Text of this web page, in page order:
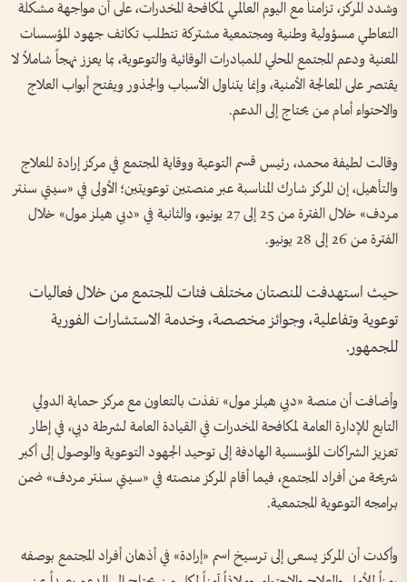
وشدد المركز، تزامناً مع اليوم العالمي لمكافحة المخدرات، على أن مواجهة مشكلة
التعاطي مسؤولية وطنية ومجتمعية مشتركة تتطلب تكاتف جهود المؤسسات
المعنية ودعم المجتمع المحلي للمبادرات الوقائية والتوعوية، بما يعزز نهجاً شاملاً لا
يقتصر على المعالجة الأمنية، وإنما يتناول الأسباب والجذور ويفتح أبواب العلاج
والاحتواء أمام من يحتاج إلى الدعم.
وقالت لطيفة محمد، رئيس قسم التوعية ووقاية المجتمع في مركز إرادة للعلاج
والتأهيل، إن المركز شارك المناسبة عبر منصتين توعويتين؛ الأولى في «سيتي سنتر
مردف» خلال الفترة من 25 إلى 27 يونيو، والثانية في «دبي هيلز مول» خلال
الفترة من 26 إلى 28 يونيو.
حيث استهدفت المنصتان مختلف فئات المجتمع من خلال فعاليات
توعوية وتفاعلية، وجوائز مخصصة، وخدمة الاستشارات الفورية
للجمهور.
وأضافت أن منصة «دبي هيلز مول» نفذت بالتعاون مع مركز حماية الدولي
التابع للإدارة العامة لمكافحة المخدرات في القيادة العامة لشرطة دبي، في إطار
تعزيز الشراكات المؤسسية الهادفة إلى توحيد الجهود التوعوية والوصول إلى أكبر
شريحة من أفراد المجتمع، فيما أقام المركز منصته في «سيتي سنتر مردف» ضمن
برامجه التوعوية المجتمعية.
وأكدت أن المركز يسعى إلى ترسيخ اسم «إرادة» في أذهان أفراد المجتمع بوصفه